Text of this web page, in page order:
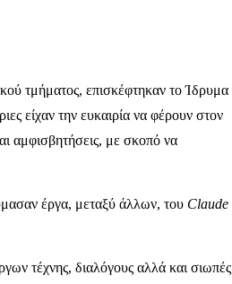
τμήματος, επισκέφτηκαν το Ίδρυμα
είχαν την ευκαιρία να φέρουν στον
αμφισβητήσεις, με σκοπό να
έργα, μεταξύ άλλων, του Claude
τέχνης, διαλόγους αλλά και σιωπές